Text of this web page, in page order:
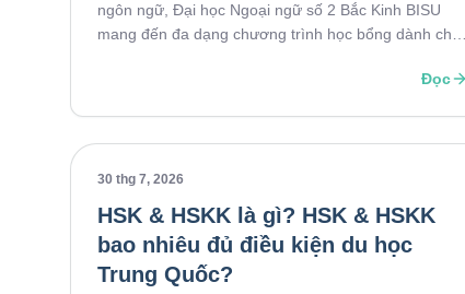
ngôn ngữ, Đại học Ngoại ngữ số 2 Bắc Kinh BISU
mang đến đa dạng chương trình học bổng dành cho
phố/Trường - HB Đối tác. Cơ hội Miễn 25-100% học
chi tiết trong bài viết dưới đây.
Đọc
30 thg 7, 2026
HSK & HSKK là gì? HSK & HSKK
bao nhiêu đủ điều kiện du học
Trung Quốc?